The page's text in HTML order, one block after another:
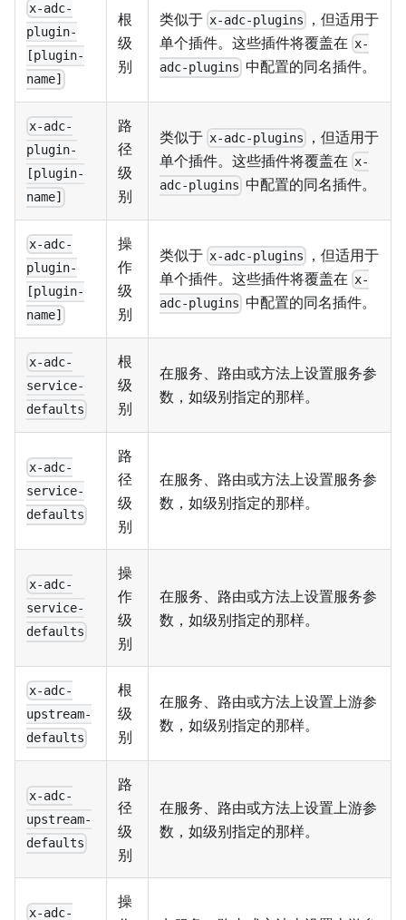
x-adc-
plugin-
[plugin-
name]
根
级
别
类似于 x-adc-plugins
，但适用于
单个插件。这些插件将覆盖在 x-
adc-plugins 中配置的同名插件。
x-adc-
plugin-
[plugin-
name]
路
径
级
别
类似于 x-adc-plugins
，但适用于
单个插件。这些插件将覆盖在 x-
adc-plugins 中配置的同名插件。
x-adc-
plugin-
[plugin-
name]
操
作
级
别
类似于 x-adc-plugins
，但适用于
单个插件。这些插件将覆盖在 x-
adc-plugins 中配置的同名插件。
x-adc-
service-
defaults
根
级
别
在服务、路由或方法上设置服务参
数，如级别指定的那样。
x-adc-
service-
defaults
路
径
级
别
在服务、路由或方法上设置服务参
数，如级别指定的那样。
x-adc-
service-
defaults
操
作
级
别
在服务、路由或方法上设置服务参
数，如级别指定的那样。
x-adc-
upstream-
defaults
根
级
别
在服务、路由或方法上设置上游参
数，如级别指定的那样。
x-adc-
upstream-
defaults
路
径
级
别
在服务、路由或方法上设置上游参
数，如级别指定的那样。
x-adc-
操